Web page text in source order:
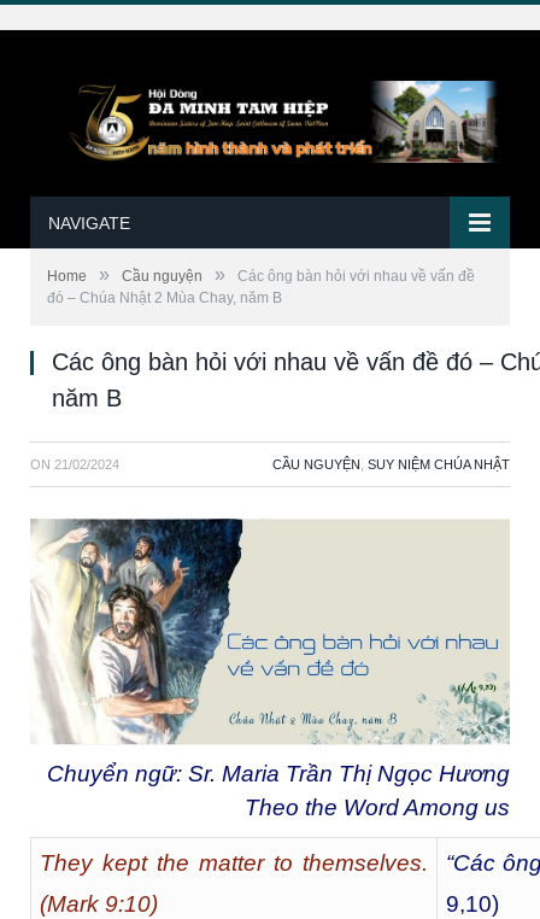
NAVIGATE
Home » Cầu nguyện »
Các ông bàn hỏi với nhau về vấn đề
đó – Chúa Nhật 2 Mùa Chay, năm B
Các ông bàn hỏi với nhau về vấn đề đó –
năm B
ON 21/02/2024 CẦU NGUYỆN SUY NIỆM CHÚA NHẬT
Chuyển ngữ: Sr. Maria Trần Thị Ngọc Hương
Theo the Word Among us
They kept the matter to themselves.
(Mark 9:10)
“Các
9,10)